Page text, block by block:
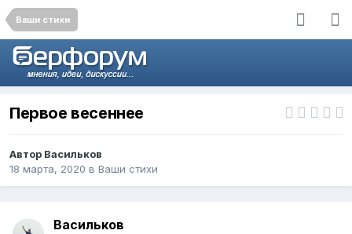
Ваши стихи
Первое весеннее
Автор Васильков
18 марта, 2020 в Ваши стихи
Васильков